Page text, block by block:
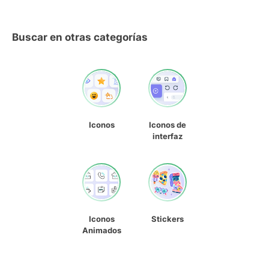
Buscar en otras categorías
Iconos
Iconos de
interfaz
Iconos
Animados
Stickers